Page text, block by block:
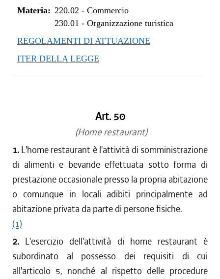
Materia: 220.02 - Commercio
230.01 - Organizzazione turistica
REGOLAMENTI DI ATTUAZIONE
ITER DELLA LEGGE
Art. 50
(Home restaurant)
1. L'home restaurant è l'attività di somministrazione
di alimenti e bevande effettuata sotto forma di
prestazione occasionale presso la propria abitazione
o comunque in locali adibiti principalmente ad
abitazione privata da parte di persone fisiche.
(1)
2. L'esercizio dell'attività di home restaurant è
subordinato al possesso dei requisiti di cui
all'articolo 5, nonché al rispetto delle procedure